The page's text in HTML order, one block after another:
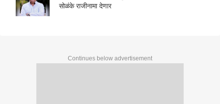
सोळंके राजीनामा देणार
Continues below advertisement